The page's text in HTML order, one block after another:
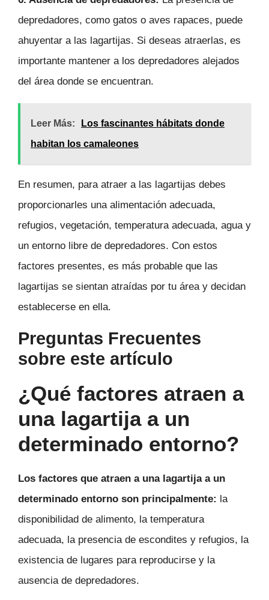
depredadores, como gatos o aves rapaces, puede
ahuyentar a las lagartijas. Si deseas atraerlas, es
importante mantener a los depredadores alejados
del área donde se encuentran.
Leer Más:
Los fascinantes hábitats donde
habitan los camaleones
En resumen, para atraer a las lagartijas debes
proporcionarles una alimentación adecuada,
refugios, vegetación, temperatura adecuada, agua y
un entorno libre de depredadores. Con estos
factores presentes, es más probable que las
lagartijas se sientan atraídas por tu área y decidan
establecerse en ella.
Preguntas Frecuentes
sobre este artículo
¿Qué factores atraen a
una lagartija a un
determinado entorno?
Los factores que atraen a una lagartija a un
determinado entorno son principalmente: la
disponibilidad de alimento, la temperatura
adecuada, la presencia de escondites y refugios, la
existencia de lugares para reproducirse y la
ausencia de depredadores.